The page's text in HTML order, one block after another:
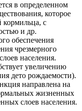
в определенном
которое
кормильца, с
и др.
обеспечения
чрезмерного
населения.
увеличению
дето рождаемости).
направлена на
жизненных
слоев населения.